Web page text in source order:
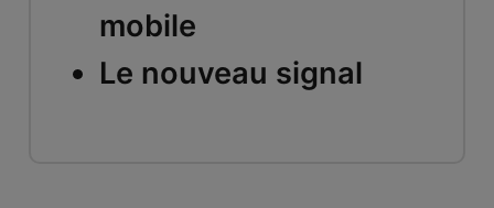
mobile
Le nouveau signal